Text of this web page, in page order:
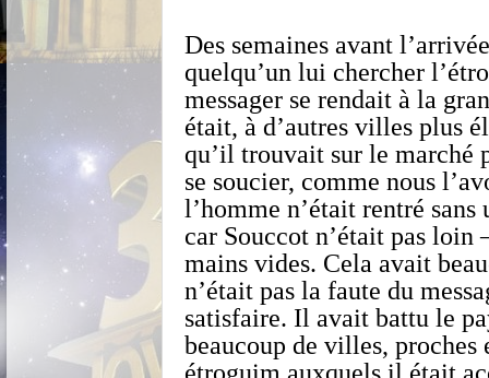
Des semaines avant
quelqu’un lui chercher
messager se rendait à la
était, à d’autres villes plus
qu’il trouvait sur le marché
se soucier, comme nous
l’homme n’était rentré
car Souccot n’était pas loin
mains vides. Cela avait
n’était pas la faute du
satisfaire. Il avait battu le
beaucoup de villes,